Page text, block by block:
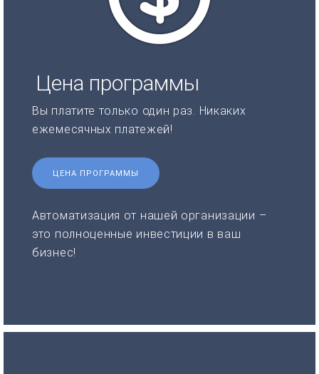
Цена программы
Вы платите только один раз. Никаких
ежемесячных платежей!
ЦЕНА ПРОГРАММЫ
Автоматизация от нашей организации –
это полноценные инвестиции в ваш
бизнес!